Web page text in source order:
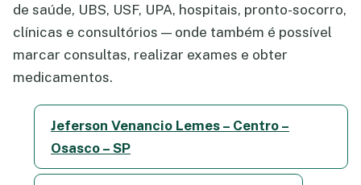
de saúde, UBS, USF, UPA, hospitais, pronto-socorro,
clínicas e consultórios — onde também é possível
marcar consultas, realizar exames e obter
medicamentos.
Jeferson Venancio Lemes – Centro –
Osasco – SP